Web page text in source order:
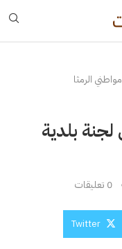
الرمثا
لجنة بلدية
0 تعليقات
Twitter